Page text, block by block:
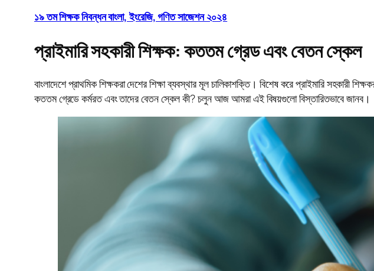
১৯ তম শিক্ষক নিবন্ধন বাংলা, ইংরেজি, গণিত সাজেশন ২০২৪
প্রাইমারি সহকারী শিক্ষক: কততম গ্রেড এবং বেতন স্কেল
বাংলাদেশে প্রাথমিক শিক্ষকরা দেশের শিক্ষা ব্যবস্থার মূল চালিকাশক্তি। বিশেষ করে প্রাইমারি সহকারী
কততম গ্রেডে কর্মরত এবং তাদের বেতন স্কেল কী? চলুন আজ আমরা এই বিষয়গুলো বিস্তারিতভাবে জানব।